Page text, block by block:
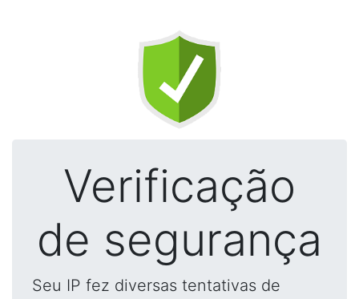
Verificação
de segurança
Seu IP fez diversas tentativas de